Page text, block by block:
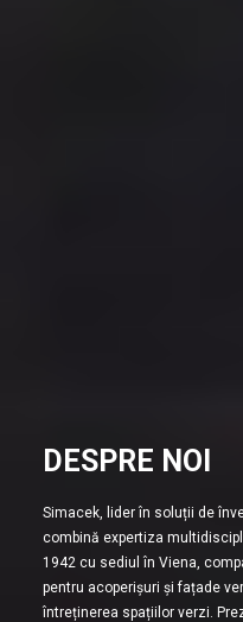
DESPRE NOI
Simacek, lider în soluții de
combină expertiza
1942 cu sediul în Viena,
pentru acoperișuri și fațade
întreținerea spațiilor verzi.